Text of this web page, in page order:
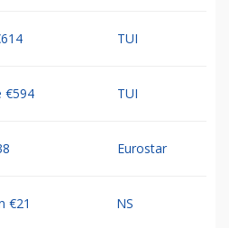
TUI
€594 TUI
Eurostar
€21 NS